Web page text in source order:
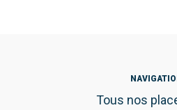
Tous nos